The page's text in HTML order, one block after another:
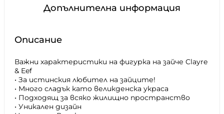
Допълнителна информация
Описание
Важни характеристики на фигурка на зайче Clayre
& Eef
• За истинския любител на зайците!
• Много сладък като великденска украса
• Подходящ за всяко жилищно пространство
• Уникален дизайн